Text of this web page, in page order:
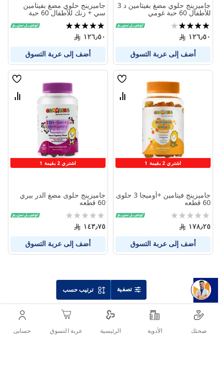
ترتيب حسب
جاميزينج حلوي مضغ بفيتامين د 3
للأطفال 60 حبة غومي
تقييم:
80%
١٢٦٫٥٠
أضف إلى عربة التسوق
جاميزينج حلوي مضغ بفيتامين
سي + زنك للأطفال 60 حبة
تقييم:
100%
١٢٦٫٥٠
أضف إلى عربة التسوق
اشتري 2 بقيمة 1
قائمة
قارن
جاميزينج فيتامين +أوميجا 3 حلوى
60 قطعه
Rating:
0%
١٧٨٫٢٥
أضف إلى عربة التسوق
اشتري 2 بقيمة 1
قائمة
قارن
جاميزينج حلوى مضغ الدر بيري
60 قطعه
Rating:
0%
١٤٣٫٧٥
أضف إلى عربة التسوق
تصفية
صحتك الأدوية الرئيسية عربة التسوق حسابى